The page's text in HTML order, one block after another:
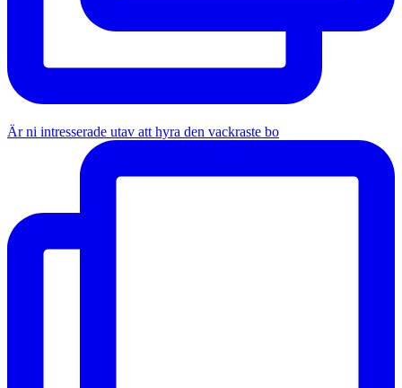
Är ni intresserade utav att hyra den vackraste bo